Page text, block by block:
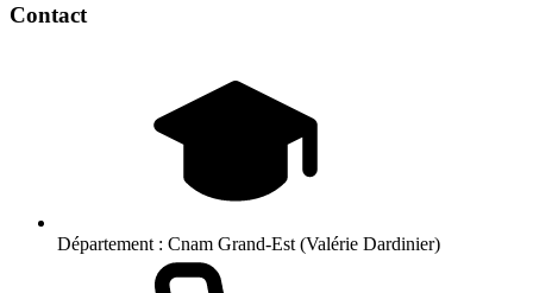
Contact
Département : Cnam Grand-Est (Valérie Dardinier)